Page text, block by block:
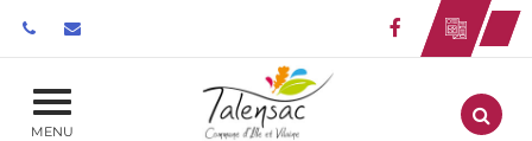
Lien vers le
MENU Aller